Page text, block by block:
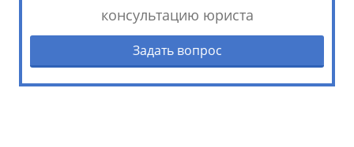
консультацию юриста
Задать вопрос